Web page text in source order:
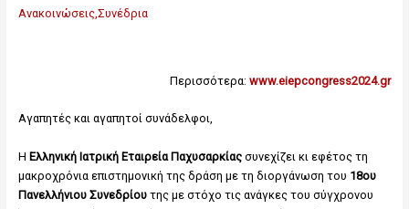
Ανακοινώσεις, Συνέδρια
Περισσότερα:www.eiepcongress2024.gr
Αγαπητές και αγαπητοί συνάδελφοι,
Η Ελληνική Ιατρική Εταιρεία Παχυσαρκίας συνεχίζει κι εφέτος τη
μακροχρόνια επιστημονική της δράση με τη διοργάνωση του 18ου
Πανελλήνιου Συνεδρίουτης με στόχο τις ανάγκες του σύγχρονου